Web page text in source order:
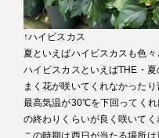
↑ハイビスカス
夏といえばハイビスカスも色々
ハイビスカスといえばTHE・
まく花が咲いてくれなかった
最高気温が30℃を下回ってく
の終わりくらいが良く咲いてく
この時期は西日が当たる場所